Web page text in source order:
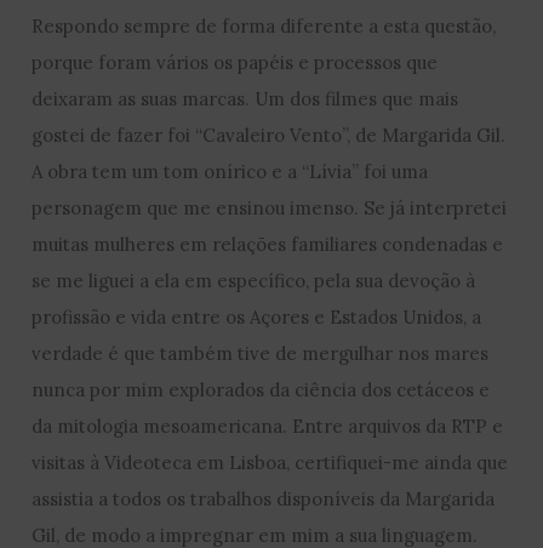
Respondo sempre de forma diferente a esta questão,
porque foram vários os papéis e processos que
deixaram as suas marcas. Um dos filmes que mais
gostei de fazer foi “Cavaleiro Vento”, de Margarida Gil.
A obra tem um tom onírico e a “Lívia” foi uma
personagem que me ensinou imenso. Se já interpretei
muitas mulheres em relações familiares condenadas e
se me liguei a ela em específico, pela sua devoção à
profissão e vida entre os Açores e Estados Unidos, a
verdade é que também tive de mergulhar nos mares
nunca por mim explorados da ciência dos cetáceos e
da mitologia mesoamericana. Entre arquivos da RTP e
visitas à Videoteca em Lisboa, certifiquei-me ainda que
assistia a todos os trabalhos disponíveis da Margarida
Gil, de modo a impregnar em mim a sua linguagem.